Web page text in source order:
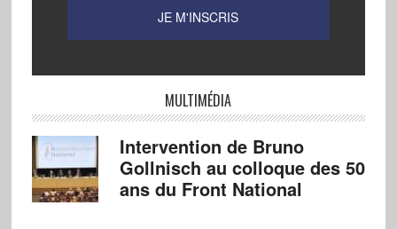
MULTIMÉDIA
Intervention de Bruno
Gollnisch au colloque des 50
ans du Front National